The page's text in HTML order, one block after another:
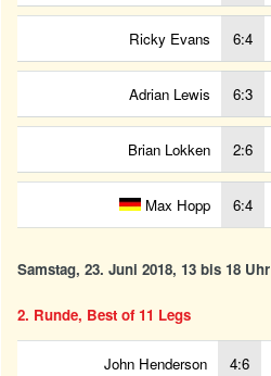
Ricky Evans 6:4
Adrian Lewis 6:3
Brian Lokken 2:6
Max Hopp 6:4
Samstag, 23. Juni 2018, 13 bis 18 Uhr
2. Runde, Best of 11 Legs
John Henderson 4:6